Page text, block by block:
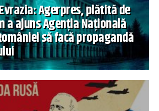
Agerpres, plătită de
a ajuns Agenția Națională
să facă propagandă